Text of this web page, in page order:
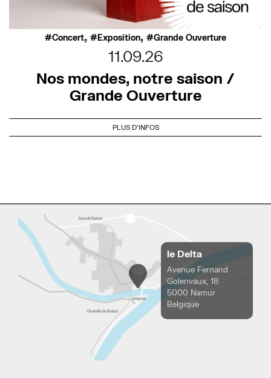
Concert, Exposition, Grande Ouverture
11.09.26
Nos mondes, notre saison /
Grande Ouverture
PLUS D'INFOS
le Delta
Avenue Fernand
Golenvaux, 18
5000 Namur
Belgique